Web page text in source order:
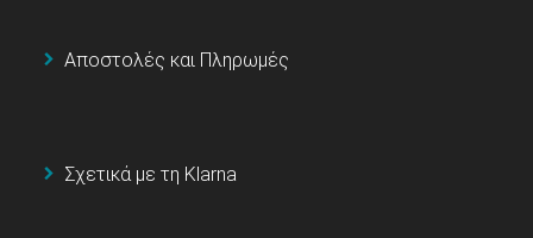
Αποστολές και Πληρωμές
Σχετικά με τη Klarna